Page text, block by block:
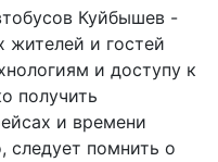
Куйбышев -
жителей и гостей
и доступу к
получить
и времени
следует помнить о